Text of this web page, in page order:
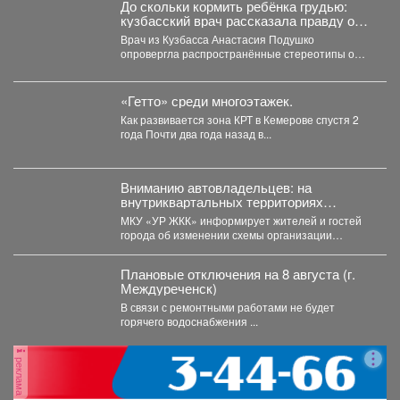
До скольки кормить ребёнка грудью:
кузбасский врач рассказала правду о
лактации
Врач из Кузбасса Анастасия Подушко
опровергла распространённые стереотипы о
заведующей...
«Гетто» среди многоэтажек.
Как развивается зона КРТ в Кемерове спустя 2
года Почти два года назад в...
Вниманию автовладельцев: на
внутриквартальных территориях
Междуреченского муниципального
округа вводятся ограничения стоянки.
МКУ «УР ЖКК» информирует жителей и гостей
города об изменении схемы организации
Плановые отключения на 8 августа (г.
Междуреченск)
В связи с ремонтными работами не будет
горячего водоснабжения ...
реклама